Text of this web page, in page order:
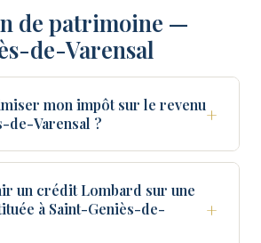
de patrimoine —
de-Varensal
mon impôt sur le revenu
de-Varensal ?
+
un crédit Lombard sur une
à Saint-Geniès-de-
+